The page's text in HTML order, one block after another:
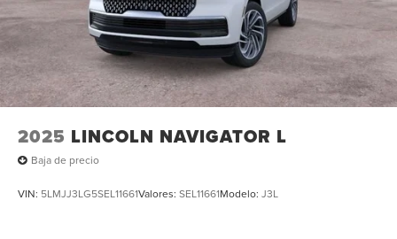
2025 LINCOLN NAVIGATOR L
Baja de precio
VIN: 5LMJJ3LG5SEL11661Valores: SEL11661Modelo: J3L